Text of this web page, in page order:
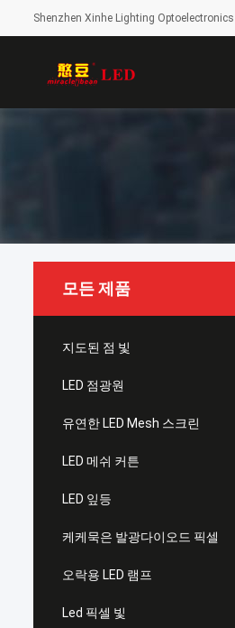
Shenzhen Xinhe Lighting Optoelectronics
모든 제품
지도된 점 빛
LED 점광원
유연한 LED Mesh 스크린
LED 메쉬 커튼
LED 잎등
케케묵은 발광다이오드 픽셀
오락용 LED 램프
Led 픽셀 빛